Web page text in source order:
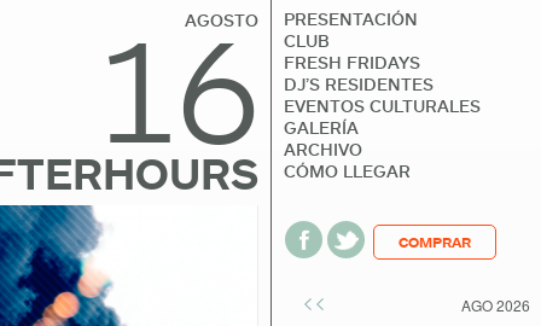
PRESENTACIÓN
CLUB
FRESH FRIDAYS
DJ’S RESIDENTES
EVENTOS CULTURALES
GALERÍA
ARCHIVO
CÓMO LLEGAR
AGOSTO
16
COMPRAR
<< AGO 2026